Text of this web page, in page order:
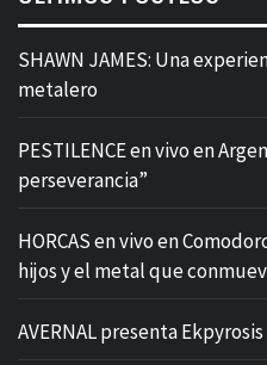
SHAWN JAMES: Una
metalero
PESTILENCE en vivo en
perseverancia”
HORCAS en vivo en
hijos y el metal que
AVERNAL presenta